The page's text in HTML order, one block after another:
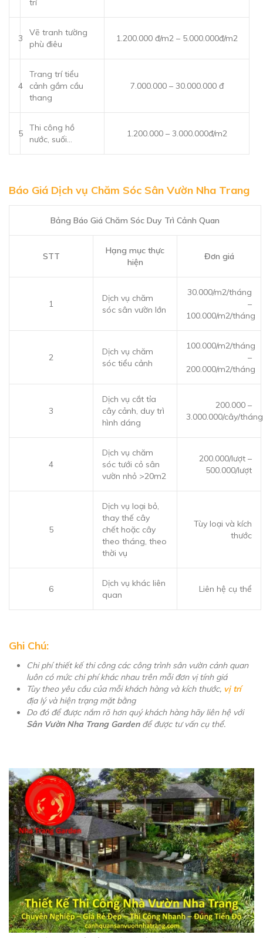
3
Vẽ tranh tường
phù điêu
1.200.000 đ/m2 – 5.000.000đ/m2
4
Trang trí tiểu
cảnh gầm cầu
thang
7.000.000 – 30.000.000 đ
5
Thi công hồ
nước, suối…
1.200.000 – 3.000.000đ/m2
Báo Giá Dịch vụ Chăm Sóc Sân Vườn Nha Trang
Bảng Báo Giá Chăm Sóc Duy Trì Cảnh Quan
STT
Hạng mục thực
hiện
Đơn giá
1
Dịch vụ chăm
sóc sân vườn lớn
30.000/m2/tháng
–
100.000/m2/tháng
2
Dịch vụ chăm
sóc tiểu cảnh
100.000/m2/tháng
–
200.000/m2/tháng
3
Dịch vụ cắt tỉa
cây cảnh, duy trì
hình dáng
200.000 –
3.000.000/cây/tháng
4
Dịch vụ chăm
sóc tưới cỏ sân
vườn nhỏ >20m2
200.000/lượt –
500.000/lượt
5
Dịch vụ loại bỏ,
thay thế cây
chết hoặc cây
theo tháng, theo
thời vụ
Tùy loại và kích
thước
6
Dịch vụ khác liên
quan
Liên hệ cụ thể
Ghi Chú:
Chi phí thiết kế thi công các công trình sân vườn cảnh quan
luôn có mức chi phí khác nhau trên mỗi đơn vị tính giá
Tùy theo yêu cầu của mỗi khách hàng và kích thước, vị trí
địa lý và hiện trạng mặt bằng
Do đó để được nắm rõ hơn quý khách hàng hãy liên hệ với
Sân Vườn Nha Trang Gardenđể được tư vấn cụ thể.